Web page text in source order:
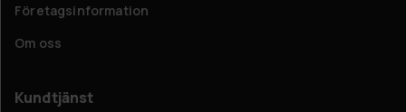
Företagsinformation
Om oss
Kundtjänst